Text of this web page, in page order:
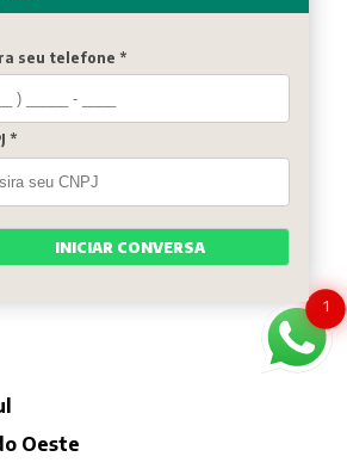
do Oeste
Oeste
1
seu telefone *
*
INICIAR CONVERSA